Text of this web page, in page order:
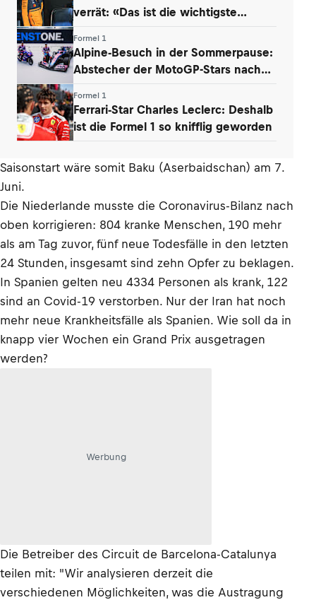
verrät: «Das ist die wichtigste
Formel 1
Alpine-Besuch in der Sommerpause:
Abstecher der MotoGP-Stars nach
Formel 1
Ferrari-Star Charles Leclerc: Deshalb
ist die Formel 1 so knifflig geworden
Saisonstart wäre somit Baku (Aserbaidschan) am 7.
Juni.
Die Niederlande musste die Coronavirus-Bilanz nach
oben korrigieren: 804 kranke Menschen, 190 mehr
als am Tag zuvor, fünf neue Todesfälle in den letzten
24 Stunden, insgesamt sind zehn Opfer zu beklagen.
In Spanien gelten neu 4334 Personen als krank, 122
sind an Covid-19 verstorben. Nur der Iran hat noch
mehr neue Krankheitsfälle als Spanien. Wie soll da in
knapp vier Wochen ein Grand Prix ausgetragen
werden?
Werbung
Die Betreiber des Circuit de Barcelona-Catalunya
teilen mit: "Wir analysieren derzeit die
verschiedenen Möglichkeiten, was die Austragung